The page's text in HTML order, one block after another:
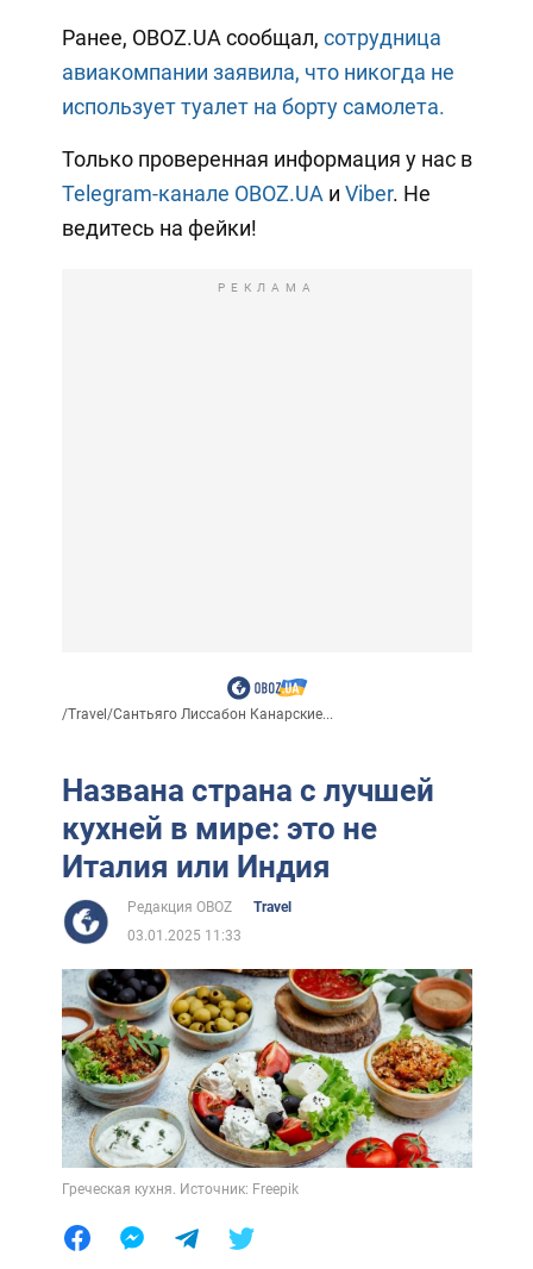
Ранее, OBOZ.UA сообщал, сотрудница
авиакомпании заявила, что никогда не
использует туалет на борту самолета.
Только проверенная информация у нас в
Telegram-канале OBOZ.UA и Viber. Не
ведитесь на фейки!
РЕКЛАМА
/Travel /Сантьяго Лиссабон Канарские...
Названа страна с лучшей
кухней в мире: это не
Италия или Индия
Редакция OBOZ
Travel
03.01.2025 11:33
Греческая кухня. Источник: Freepik